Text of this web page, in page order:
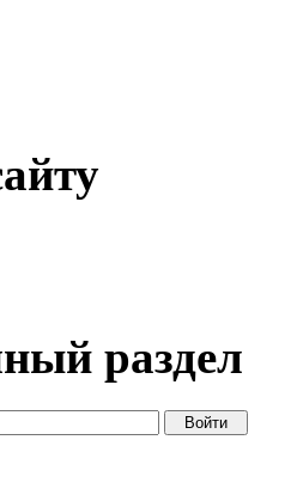
раздел